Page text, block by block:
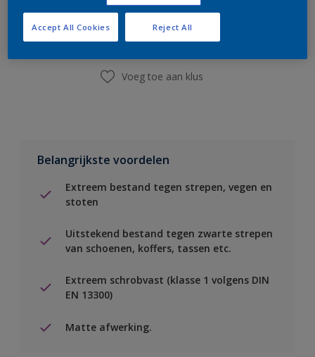
Vind een winkel
Voeg toe aan klus
Belangrijkste voordelen
Extreem bestand tegen strepen, vegen en
stoten
Uitstekend bestand tegen zwarte strepen
van schoenen, koffers, tassen etc.
Extreem schrobvast (klasse 1 volgens DIN
EN 13300)
Matte afwerking.
Reject All
Accept All Cookies